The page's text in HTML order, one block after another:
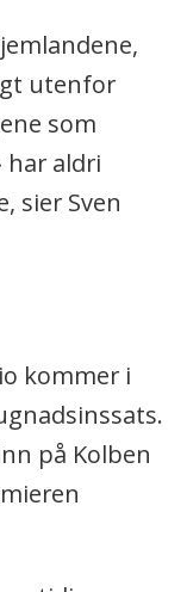
utenfor
som
har aldri
sier Sven
kommer i
på Kolben